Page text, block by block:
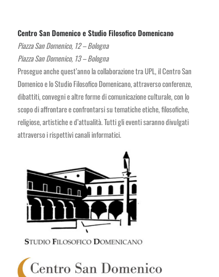
Centro San Domenico e Studio Filosofico Domenicano
Piazza San Domenico, 12 – Bologna
Piazza San Domenico, 13 – Bologna
Prosegue anche quest’anno la collaborazione tra UPL, il Centro San
Domenico e lo Studio Filosofico Domenicano, attraverso conferenze,
dibattiti, convegni e altre forme di comunicazione culturale, con lo
scopo di affrontare e confrontarsi su tematiche etiche, filosofiche,
religiose, artistiche e d’attualità. Tutti gli eventi saranno divulgati
attraverso i rispettivi canali informatici.